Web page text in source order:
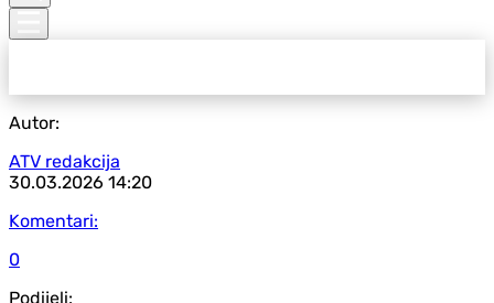
Autor:
ATV redakcija
30.03.2026 14:20
Komentari:
0
Podijeli: